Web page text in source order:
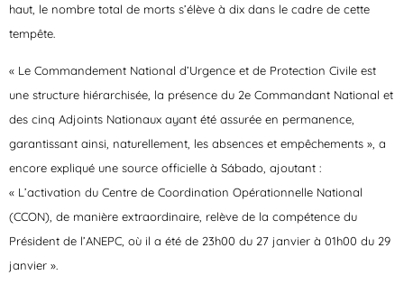
haut, le nombre total de morts s’élève à dix dans le cadre de cette
tempête.
« Le Commandement National d’Urgence et de Protection Civile est
une structure hiérarchisée, la présence du 2e Commandant National et
des cinq Adjoints Nationaux ayant été assurée en permanence,
garantissant ainsi, naturellement, les absences et empêchements », a
encore expliqué une source officielle à Sábado, ajoutant :
« L’activation du Centre de Coordination Opérationnelle National
(CCON), de manière extraordinaire, relève de la compétence du
Président de l’ANEPC, où il a été de 23h00 du 27 janvier à 01h00 du 29
janvier ».